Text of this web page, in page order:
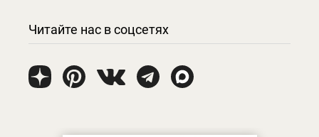
Читайте нас в соцсетях